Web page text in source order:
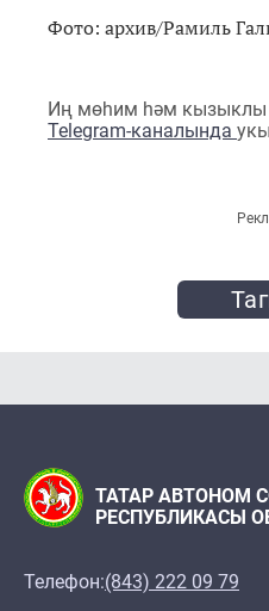
Фото: архив/Рамиль
Иң мөһим һәм кызыклы
Telegram-каналында
ТАТАР АВТОНОМ
РЕСПУБЛИКАСЫ
Телефон:(843) 222 09 79